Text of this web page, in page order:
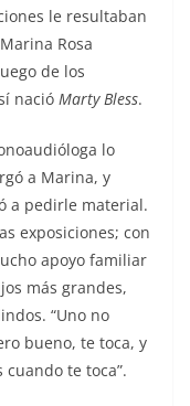
le resultaban
Rosa
de los
nació Marty Bless.
lo
a Marina, y
a pedirle material.
exposiciones; con
apoyo familiar
más grandes,
“Uno no
bueno, te toca, y
te toca”.